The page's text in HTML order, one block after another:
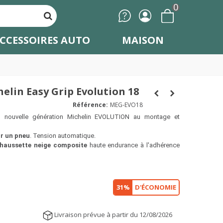
0
AUTO MAISON
Easy Grip Evolution 18
Référence: MEG-EVO18
génération Michelin EVOLUTION au montage et
un pneu. Tension automatique.
neige compositehaute endurance à l'adhérence
31% D'ÉCONOMIE
Livraison prévue à partir du 12/08/2026